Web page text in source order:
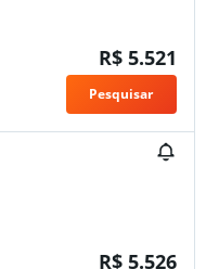
R$ 5.521
Pesquisar
R$ 5.526